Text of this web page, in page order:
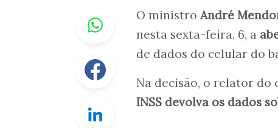
Whastapp
Facebook
Linkedin
O ministro André
nesta sexta-feira, 6, a
de dados do celular do
Na decisão, o relator do
INSS devolva os dados